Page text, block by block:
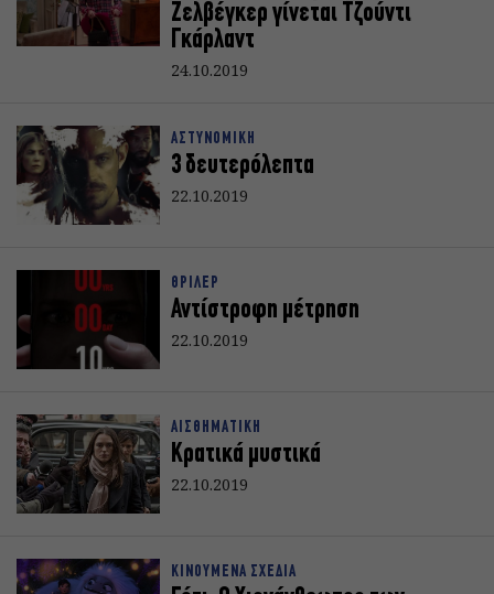
Ζελβέγκερ γίνεται Τζούντι
Γκάρλαντ
24.10.2019
ΑΣΤΥΝΟΜΙΚΗ
3 δευτερόλεπτα
22.10.2019
ΘΡΙΛΕΡ
Αντίστροφη μέτρηση
22.10.2019
ΑΙΣΘΗΜΑΤΙΚΗ
Κρατικά μυστικά
22.10.2019
ΚΙΝΟΥΜΕΝΑ ΣΧΕΔΙΑ